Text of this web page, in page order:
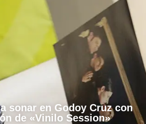
sonar en Godoy Cruz con
de «Vinilo Session»